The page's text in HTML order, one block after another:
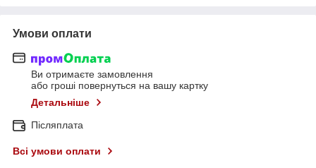
Умови оплати
Ви отримаєте замовлення
або гроші повернуться на вашу картку
Детальніше
Післяплата
Всі умови оплати